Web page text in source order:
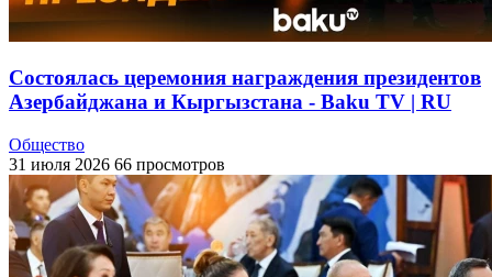
Состоялась церемония награждения президентов
Азербайджана и Кыргызстана - Baku TV | RU
Общество
31 июля 2026 66 просмотров